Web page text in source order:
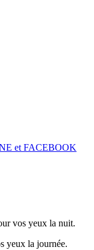
et FACEBOOK
vos yeux la nuit.
yeux la journée.